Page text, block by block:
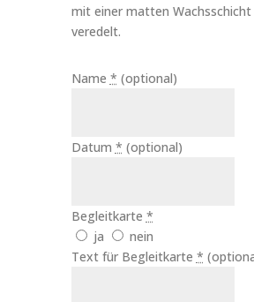
mit einer matten Wachsschicht
veredelt.
Name * (optional)
Datum * (optional)
Begleitkarte *
ja
nein
Text für Begleitkarte *